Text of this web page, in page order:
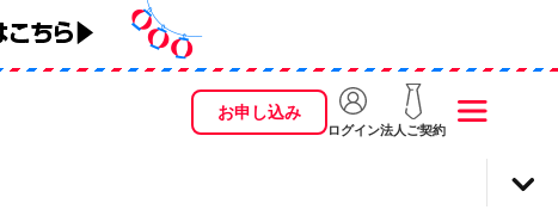
お申し込み
ログイン法人ご契約